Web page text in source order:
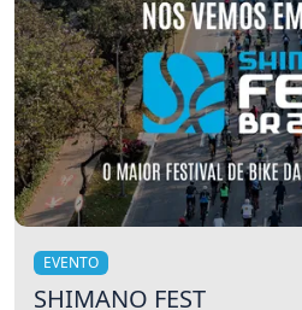
EVENTO
SHIMANO FEST